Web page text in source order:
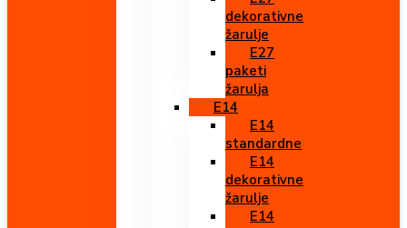
dekorativne
žarulje
E27
paketi
žarulja
E14
E14
standardne
E14
dekorativne
žarulje
E14